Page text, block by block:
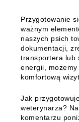
Przygotowanie
ważnym
naszych psich
dokumentacji,
transportera lub
energii,
komfortową
Jak
weterynarza?
komentarzu